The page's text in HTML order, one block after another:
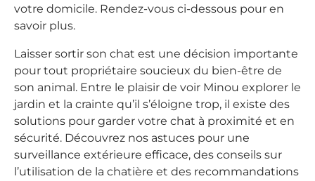
votre domicile. Rendez-vous ci-dessous pour en
savoir plus.
Laisser sortir son chat est une décision importante
pour tout propriétaire soucieux du bien-être de
son animal. Entre le plaisir de voir Minou explorer le
jardin et la crainte qu’il s’éloigne trop, il existe des
solutions pour garder votre chat à proximité et en
sécurité. Découvrez nos astuces pour une
surveillance extérieure efficace, des conseils sur
l’utilisation de la chatière et des recommandations